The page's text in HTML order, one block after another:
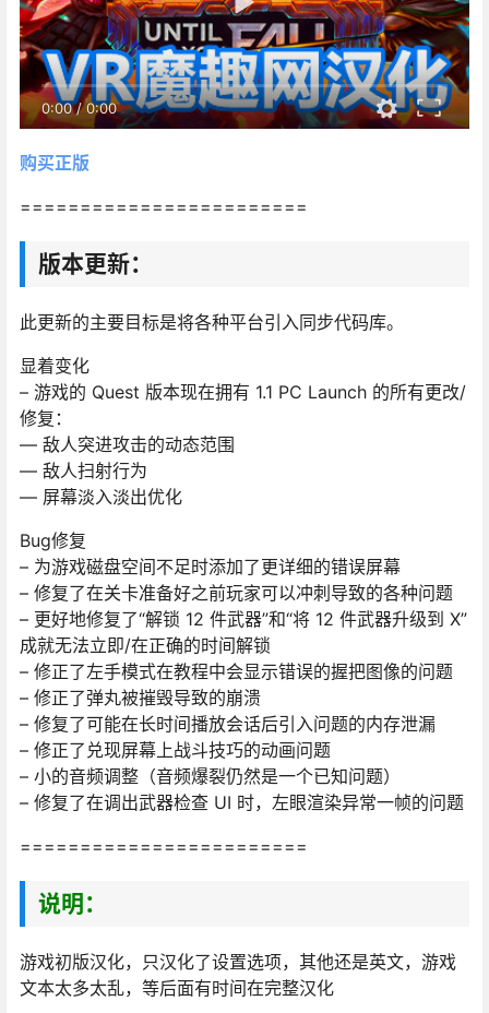
0:00/0:00
购买正版
========================
版本更新：
此更新的主要目标是将各种平台引入同步代码库。
显着变化
– 游戏的 Quest 版本现在拥有 1.1 PC Launch 的所有更改/
修复：
— 敌人突进攻击的动态范围
— 敌人扫射行为
— 屏幕淡入淡出优化
Bug修复
– 为游戏磁盘空间不足时添加了更详细的错误屏幕
– 修复了在关卡准备好之前玩家可以冲刺导致的各种问题
– 更好地修复了“解锁 12 件武器”和“将 12 件武器升级到 X”
成就无法立即/在正确的时间解锁
– 修正了左手模式在教程中会显示错误的握把图像的问题
– 修正了弹丸被摧毁导致的崩溃
– 修复了可能在长时间播放会话后引入问题的内存泄漏
– 修正了兑现屏幕上战斗技巧的动画问题
– 小的音频调整（音频爆裂仍然是一个已知问题）
– 修复了在调出武器检查 UI 时，左眼渲染异常一帧的问题
========================
说明：
游戏初版汉化，只汉化了设置选项，其他还是英文，游戏
文本太多太乱，等后面有时间在完整汉化